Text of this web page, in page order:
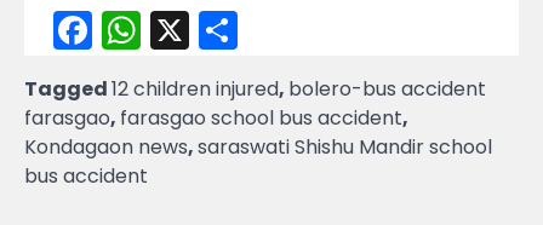
Facebook
WhatsApp
X
Tagged12 children injured, bolero-bus accident
farasgao, farasgao school bus accident,
Kondagaon news,saraswati Shishu Mandir school
bus accident